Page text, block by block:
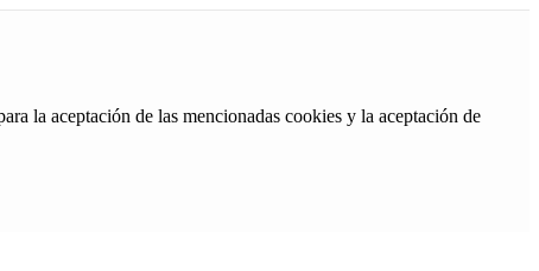
la aceptación de las mencionadas cookies y la aceptación de